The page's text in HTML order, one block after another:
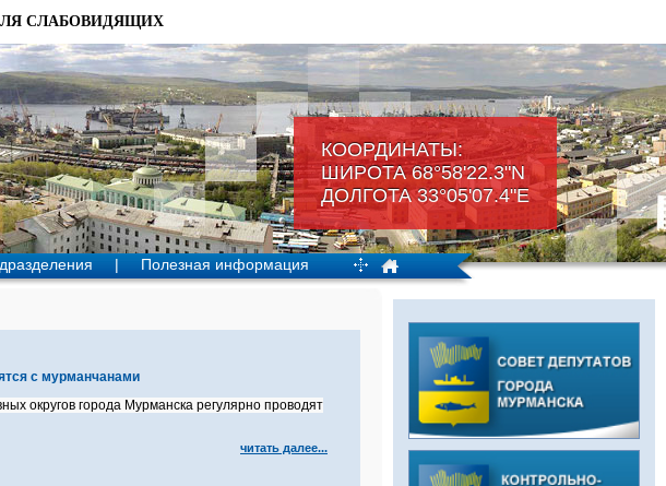
КООРДИНАТЫ:
ШИРОТА 68°58'22.3"N
ДОЛГОТА 33°05'07.4"Е
СЛАБОВИДЯЩИХ
| Полезная информация
с мурманчанами
округов города Мурманска регулярно проводят
читать далее...